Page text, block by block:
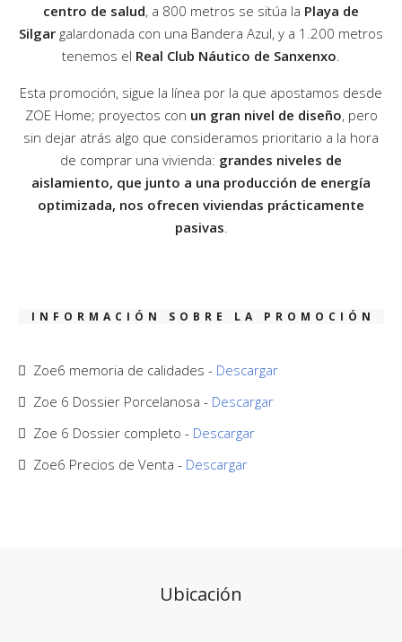
centro de salud, a 800 metros se sitúa la Playa de
Silgar galardonada con una Bandera Azul, y a 1.200 metros
tenemos el Real Club Náutico de Sanxenxo.
Esta promoción, sigue la línea por la que apostamos desde
ZOE Home; proyectos con un gran nivel de diseño, pero
sin dejar atrás algo que consideramos prioritario a la hora
de comprar una vivienda: grandes niveles de
aislamiento, que junto a una producción de energía
optimizada, nos ofrecen viviendas prácticamente
pasivas.
INFORMACIÓN SOBRE LA PROMOCIÓN
Zoe6 memoria de calidades - Descargar
Zoe 6 Dossier Porcelanosa - Descargar
Zoe 6 Dossier completo - Descargar
Zoe6 Precios de Venta - Descargar
Ubicación